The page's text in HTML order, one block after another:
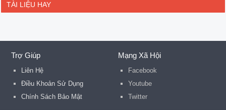
TÀI LIỆU HAY
Trợ Giúp
Liên Hệ
Điều Khoản Sử Dụng
Chính Sách Bảo Mật
Mạng Xã Hội
Facebook
Youtube
Twitter